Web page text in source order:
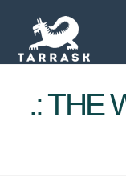
.: THE